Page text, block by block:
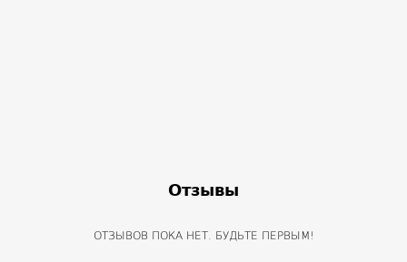
Отзывы
ОТЗЫВОВ ПОКА НЕТ. БУДЬТЕ ПЕРВЫМ!